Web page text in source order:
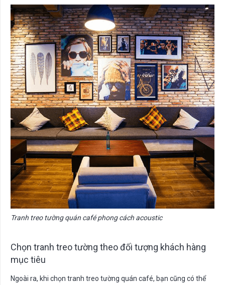
Tranh treo tường quán café phong cách acoustic
Chọn tranh treo tường theo đối tượng khách hàng
mục tiêu
Ngoài ra, khi chọn tranh treo tường quán café, bạn cũng có thể